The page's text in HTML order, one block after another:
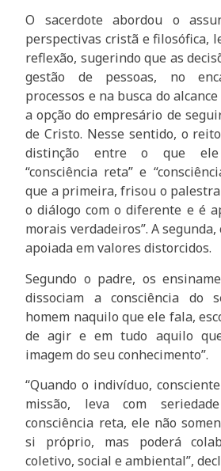
O sacerdote abordou o
perspectivas cristã e filosófica,
reflexão, sugerindo que as
gestão de pessoas, no
processos e na busca do
a opção do empresário de
de Cristo. Nesse sentido, o
distinção entre o que ele
“consciência reta” e
que a primeira, frisou o
o diálogo com o diferente e é
morais verdadeiros”. A
apoiada em valores distorcidos.
Segundo o padre, os
dissociam a consciência do
homem naquilo que ele fala,
de agir e em tudo aquilo
imagem do seu conhecimento”.
“Quando o indivíduo,
missão, leva com
consciência reta, ele não
si próprio, mas poderá
coletivo, social e ambiental”,